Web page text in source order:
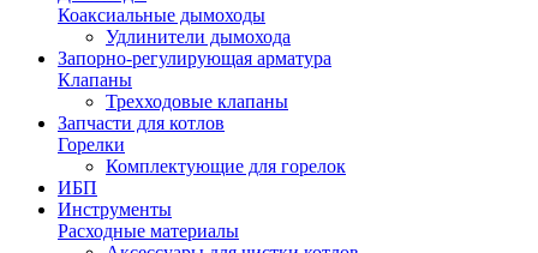
Коаксиальные дымоходы
Удлинители дымохода
Запорно-регулирующая арматура
Клапаны
Трехходовые клапаны
Запчасти для котлов
Горелки
Комплектующие для горелок
ИБП
Инструменты
Расходные материалы